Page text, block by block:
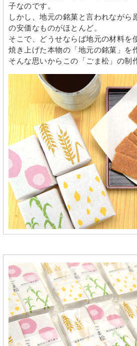
子なのです。
しかし、地元の銘菓と言われながら
の安価なものがほとんど。
そこで、どうせならば地元の材料を
焼き上げた本物の「地元の銘菓」を
そんな思いからこの「ごま松」の制